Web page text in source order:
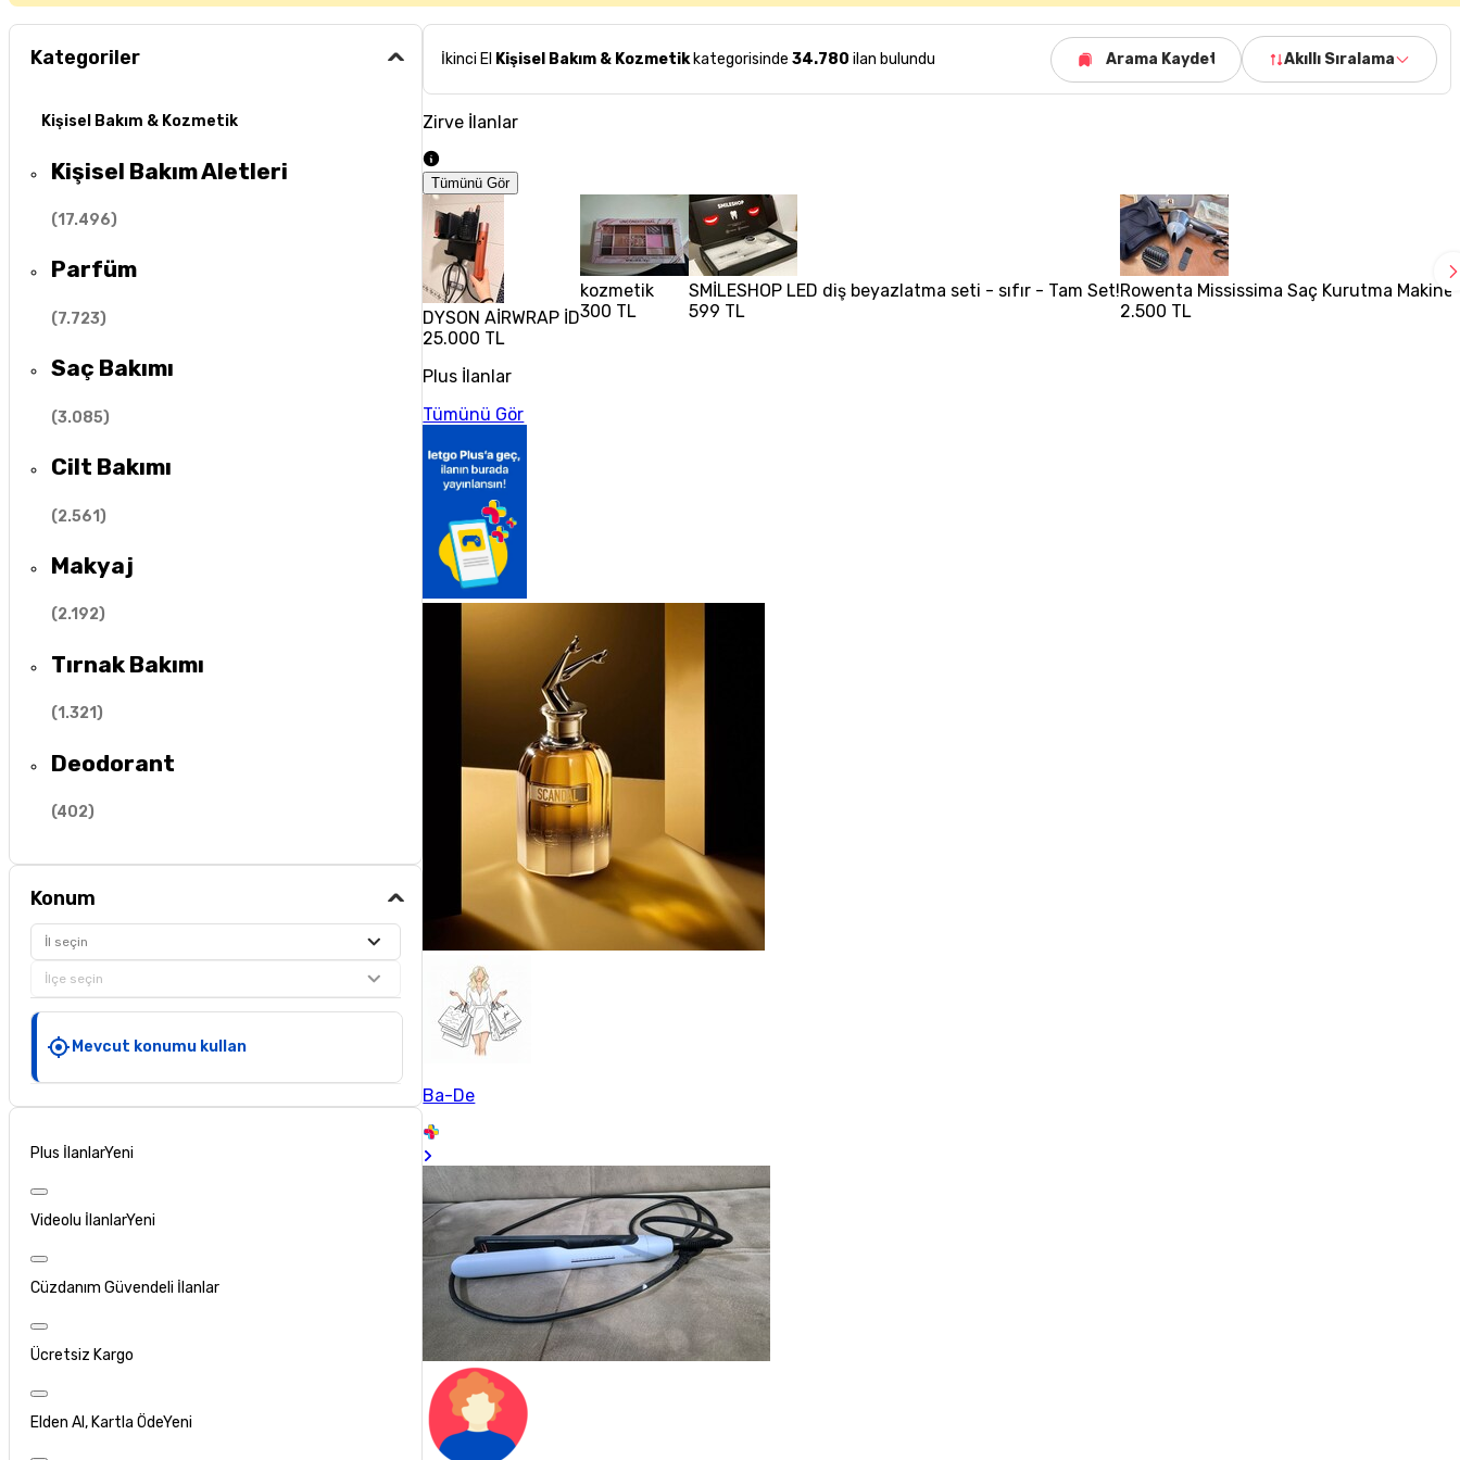
Kategoriler
Kişisel Bakım & Kozmetik
Kişisel Bakım Aletleri
(17.496)
Parfüm
(7.723)
Saç Bakımı
(3.085)
Cilt Bakımı
(2.561)
Makyaj
(2.192)
Tırnak Bakımı
(1.321)
Deodorant
(402)
Konum
İl seçin
İlçe seçin
Mevcut konumu kullan
Plus İlanlarYeni
Videolu İlanlarYeni
Cüzdanım Güvendeli İlanlar
Ücretsiz Kargo
Elden Al, Kartla ÖdeYeni
İkinci El Kişisel Bakım & Kozmetikkategorisinde 34.780 ilan bulundu Arama Kaydet Akıllı Sıralama
Zirve İlanlar
Tümünü Gör
DYSON AİRWRAP İD
25.000 TL
kozmetik
300 TL
SMİLESHOP LED diş beyazlatma seti - sıfır - Tam Set!
599 TL
Rowenta Mississima Saç Kurutma
2.500 TL
Plus İlanlar
Tümünü Gör
Ba-De